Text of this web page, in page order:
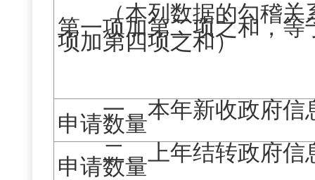
（本列数据的勾稽关
第一项加第二项之和，等
项加第四项之和）
一、本年新收政府信
申请数量
二、上年结转政府信
申请数量